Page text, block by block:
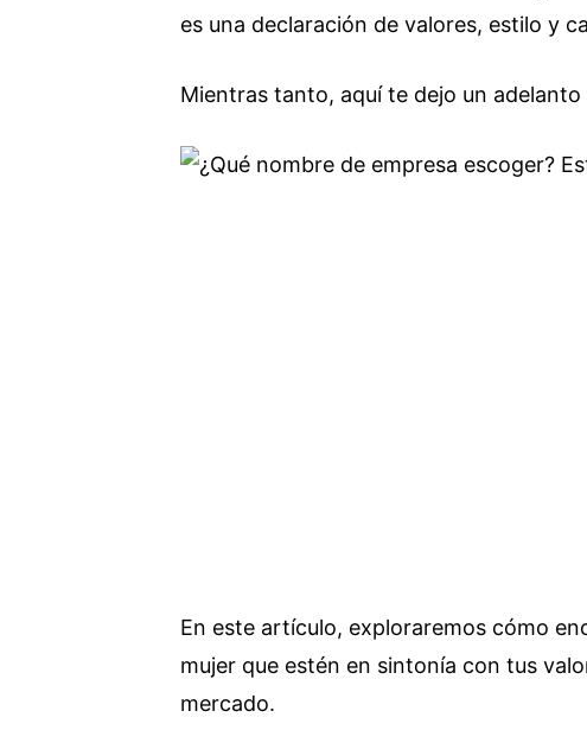
es una declaración de valores, estilo y
Mientras tanto, aquí te dejo un adelanto
En este artículo, exploraremos cómo
mujer que estén en sintonía con tus
mercado.